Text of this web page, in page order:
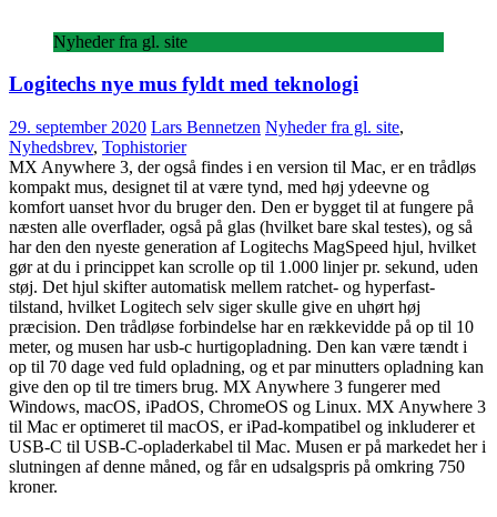
Nyheder fra gl. site
Logitechs nye mus fyldt med teknologi
29. september 2020 Lars Bennetzen Nyheder fra gl. site,
Nyhedsbrev, Tophistorier
MX Anywhere 3, der også findes i en version til Mac, er en trådløs
kompakt mus, designet til at være tynd, med høj ydeevne og
komfort uanset hvor du bruger den. Den er bygget til at fungere på
næsten alle overflader, også på glas (hvilket bare skal testes), og så
har den den nyeste generation af Logitechs MagSpeed hjul, hvilket
gør at du i princippet kan scrolle op til 1.000 linjer pr. sekund, uden
støj. Det hjul skifter automatisk mellem ratchet- og hyperfast-
tilstand, hvilket Logitech selv siger skulle give en uhørt høj
præcision. Den trådløse forbindelse har en rækkevidde på op til 10
meter, og musen har usb-c hurtigopladning. Den kan være tændt i
op til 70 dage ved fuld opladning, og et par minutters opladning kan
give den op til tre timers brug. MX Anywhere 3 fungerer med
Windows, macOS, iPadOS, ChromeOS og Linux. MX Anywhere 3
til Mac er optimeret til macOS, er iPad-kompatibel og inkluderer et
USB-C til USB-C-opladerkabel til Mac. Musen er på markedet her i
slutningen af denne måned, og får en udsalgspris på omkring 750
kroner.